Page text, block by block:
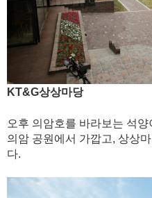
KT&G상상마당
오후 의암호를 바라보는 석
의암 공원에서 가깝고, 상상
다.